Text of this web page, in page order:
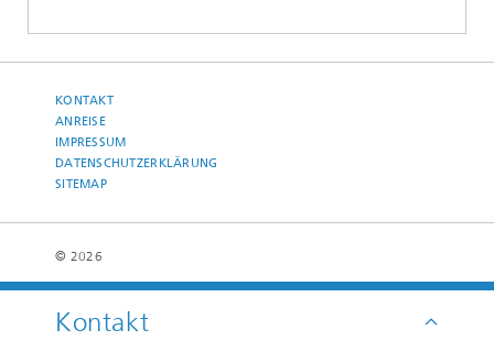
Kontakt
KONTAKT
ANREISE
IMPRESSUM
DATENSCHUTZERKLÄRUNG
SITEMAP
© 2026